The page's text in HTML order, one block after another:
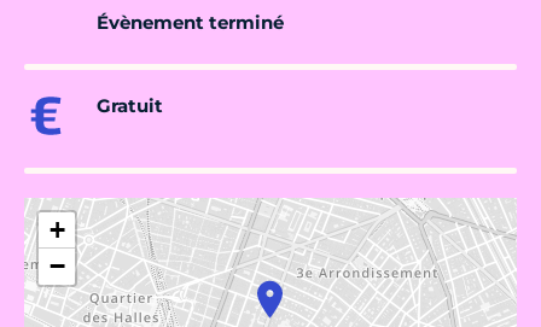
Évènement terminé
Gratuit
+
−